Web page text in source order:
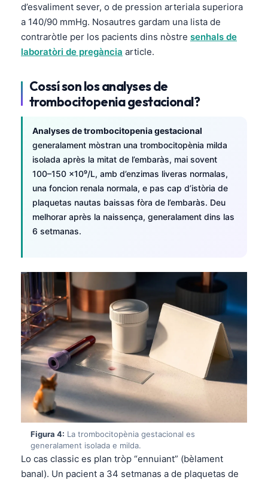
d’esvaliment sever, o de pression arteriala superiora
a 140/90 mmHg. Nosautres gardam una lista de
contraròtle per los pacients dins nòstre senhals de
laboratòri de pregància article.
Cossí son los analyses de
trombocitopenia gestacional?
Analyses de trombocitopenia gestacional
generalament mòstran una trombocitopènia milda
isolada après la mitat de l’embaràs, mai sovent
100–150 ×10⁹/L, amb d’enzimas liveras normalas,
una foncion renala normala, e pas cap d’istòria de
plaquetas nautas baissas fòra de l’embaràs. Deu
melhorar après la naissença, generalament dins las
6 setmanas.
Figura 4: La trombocitopènia gestacional es
generalament isolada e milda.
Lo cas classic es plan tròp “ennuiant” (bèlament
banal). Un pacient a 34 setmanas a de plaquetas de